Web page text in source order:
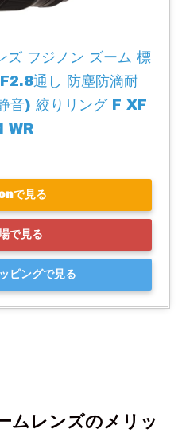
フジノン ズーム 標
通し 防塵防滴耐
音) 絞りリング F XF
WR
で見る
で見る
ピングで見る
ムレンズのメリッ